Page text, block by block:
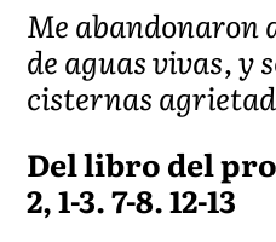
Me abandonaron
de aguas vivas, y
cisternas
Del libro del
2, 1-3. 7-8. 12-13